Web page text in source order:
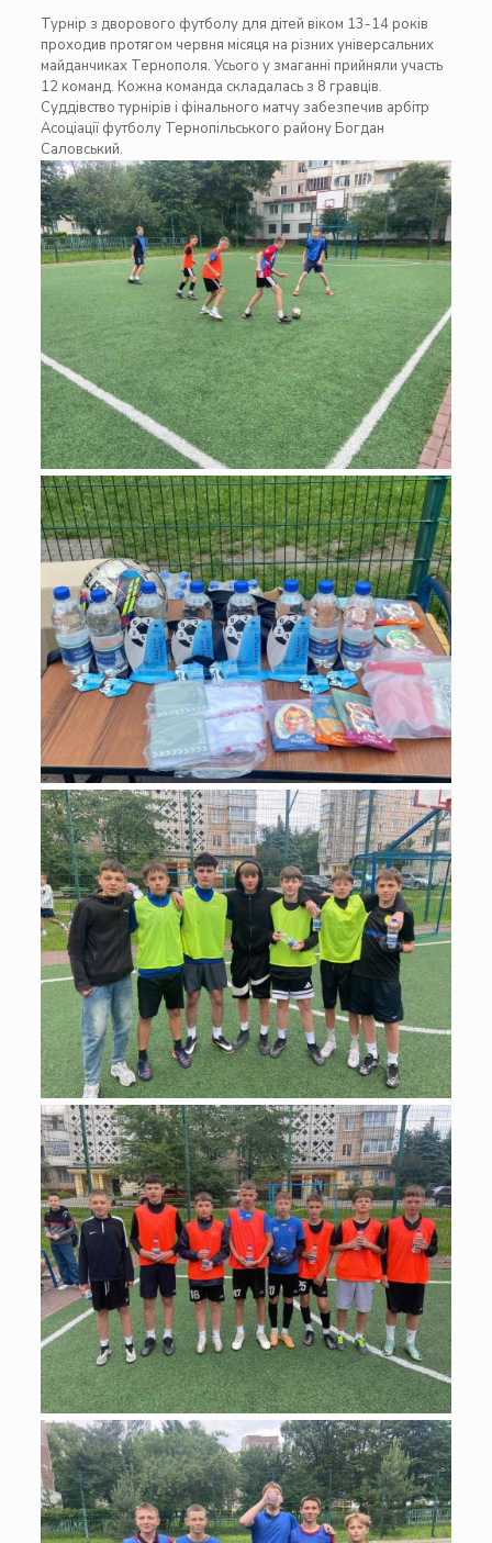
Турнір з дворового футболу для дітей віком 13-14 років
проходив протягом червня місяця на різних універсальних
майданчиках Тернополя. Усього у змаганні прийняли участь
12 команд. Кожна команда складалась з 8 гравців.
Суддівство турнірів і фінального матчу забезпечив арбітр
Асоціації футболу Тернопільського району Богдан
Саловський.